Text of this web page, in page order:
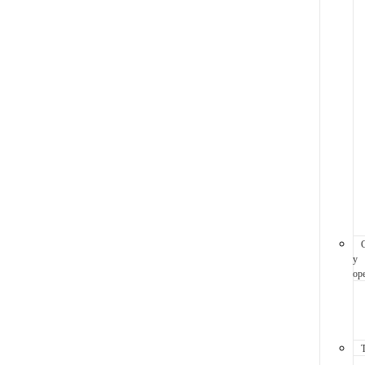
y